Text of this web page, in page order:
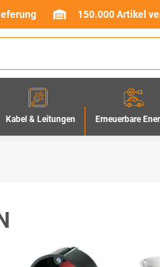
150.000 Artikel
Kabel & Leitungen Erneuerbare